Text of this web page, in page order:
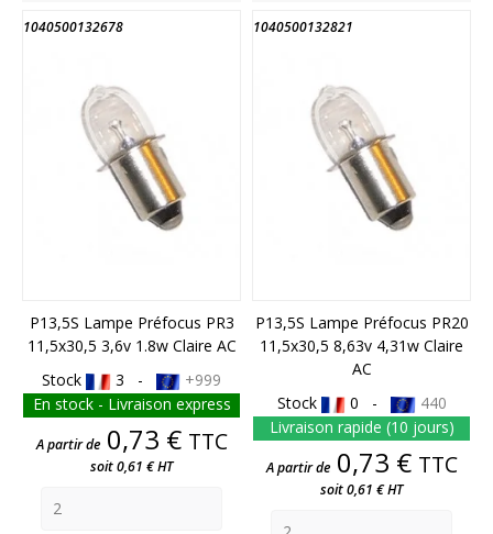
1040500132678
P13,5S Lampe Préfocus PR3
11,5x30,5 3,6v 1.8w Claire AC
Stock
3 -
+999
En stock - Livraison express
Prix
A partir de 0,73 € TTC
soit 0,61 € HT
1040500132821
P13,5S Lampe Préfocus PR20
11,5x30,5 8,63v 4,31w Claire
AC
Stock
0 -
440
Livraison rapide (10 jours)
Prix
A partir de 0,73 € TTC
soit 0,61 € HT